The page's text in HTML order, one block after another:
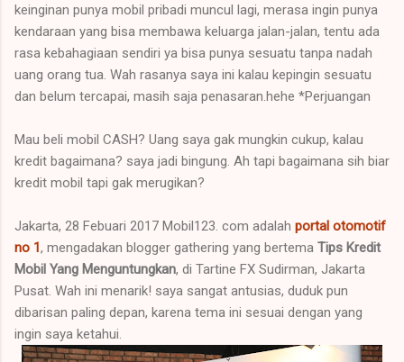
keinginan punya mobil pribadi muncul lagi, merasa ingin punya
kendaraan yang bisa membawa keluarga jalan-jalan, tentu ada
rasa kebahagiaan sendiri ya bisa punya sesuatu tanpa nadah
uang orang tua. Wah rasanya saya ini kalau kepingin sesuatu
dan belum tercapai, masih saja penasaran.hehe *Perjuangan
Mau beli mobil CASH? Uang saya gak mungkin cukup, kalau
kredit bagaimana? saya jadi bingung. Ah tapi bagaimana sih biar
kredit mobil tapi gak merugikan?
Jakarta, 28 Febuari 2017 Mobil123. com adalah portal otomotif
no 1, mengadakan blogger gathering yang bertema Tips Kredit
Mobil Yang Menguntungkan, di Tartine FX Sudirman, Jakarta
Pusat. Wah ini menarik! saya sangat antusias, duduk pun
dibarisan paling depan, karena tema ini sesuai dengan yang
ingin saya ketahui.